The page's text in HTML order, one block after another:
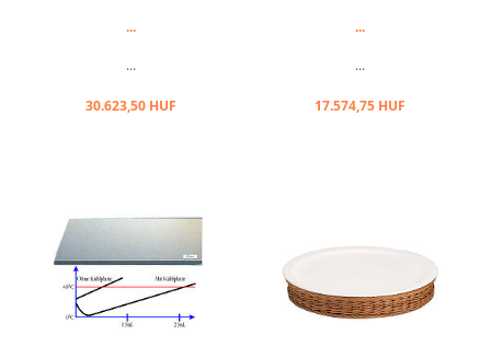
...
...
30.623,50 HUF
...
...
17.574,75 HUF